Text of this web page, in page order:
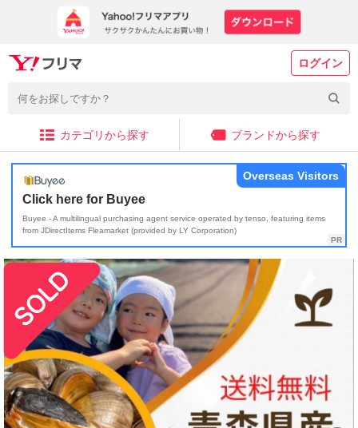
ログイン
カテゴリから探す ブランドから探す
Click here for Buyee
Buyee - A multilingual purchasing agent service operated by tenso, featuring items
from JDirectItems Fleamarket (provided by LY Corporation)
Overseas Visitors